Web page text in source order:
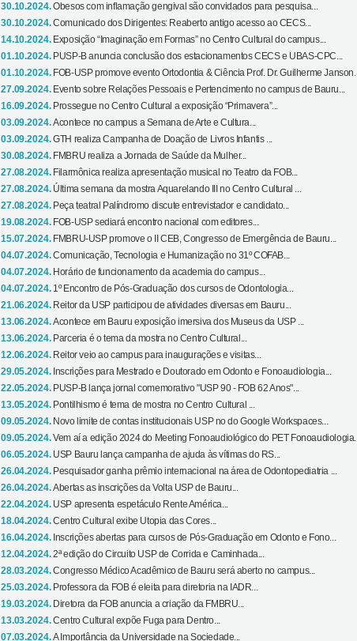
30.10.2024.Obesos com inflamação gengival são convidados para pesquisa...
30.10.2024.Comunicado dos Dirigentes: Reaberto antigo acesso ao CECS...
14.10.2024. Exposição “Imaginação em Formas” no Centro Cultural do campus...
01.10.2024. PUSP-B anuncia conclusão dos estacionamentos CECS e UBAS-CPC...
01.10.2024. FOB-USP promove evento Ortodontia & Ciência Prof. Dr. Guilherme Janson...
27.09.2024. Evento sobre Relações Pessoais e Pertencimento no campus de Bauru...
16.09.2024. Prossegue no Centro Cultural a exposição “Primavera”...
03.09.2024.Acontece no campus a Semana de Arte e Cultura...
03.09.2024.GTH realiza Campanha de Doação de Livros Infantis ...
30.08.2024. FMBRU realiza a Jornada de Saúde da Mulher...
27.08.2024. Filarmônica realiza apresentação musical no Teatro da FOB...
27.08.2024. Última semana da mostra Aquarelando III no Centro Cultural ...
27.08.2024. Peça teatral Palíndromo discute entrevistador e candidato...
19.08.2024. FOB-USP sediará encontro nacional com editores...
15.07.2024. FMBRU-USP promove o II CEB, Congresso de Emergência de Bauru...
04.07.2024.Comunicação, Tecnologia e Humanização no 31º COFAB...
04.07.2024. Horário de funcionamento da academia do campus...
04.07.2024. 1º Encontro de Pós-Graduação dos cursos de Odontologia...
21.06.2024. Reitor da USP participou de atividades diversas em Bauru...
13.06.2024.Acontece em Bauru exposição imersiva dos Museus da USP ...
13.06.2024. Parceria é o tema da mostra no Centro Cultural...
12.06.2024. Reitor veio ao campus para inaugurações e visitas...
29.05.2024. Inscrições para Mestrado e Doutorado em Odonto e Fonoaudiologia...
22.05.2024. PUSP-B lança jornal comemorativo "USP 90 - FOB 62 Anos"...
13.05.2024. Pontilhismo é tema de mostra no Centro Cultural ...
09.05.2024. Novo limite de contas institucionais USP no do Google Workspaces...
09.05.2024.Vem aí a edição 2024 do Meeting Fonoaudiológico do PET Fonoaudiologia...
06.05.2024. USP Bauru lança campanha de ajuda às vítimas do RS...
26.04.2024. Pesquisador ganha prêmio internacional na área de Odontopediatria ...
26.04.2024.Abertas as inscrições da Volta USP de Bauru...
22.04.2024. USP apresenta espetáculo Rente América...
18.04.2024.Centro Cultural exibe Utopia das Cores...
16.04.2024. Inscrições abertas para cursos de Pós-Graduação em Odonto e Fono...
12.04.2024.2ª edição do Circuito USP de Corrida e Caminhada...
28.03.2024.Congresso Médico Acadêmico de Bauru será aberto no campus...
25.03.2024. Professora da FOB é eleita para diretoria na IADR...
19.03.2024. Diretora da FOB anuncia a criação da FMBRU...
13.03.2024.Centro Cultural expõe Fuga para Dentro...
07.03.2024.A Importância da Universidade na Sociedade...